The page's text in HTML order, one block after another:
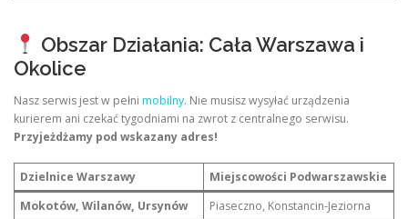
Obszar Działania: Cała Warszawa i
Okolice
Nasz serwis jest w pełni mobilny. Nie musisz wysyłać urządzenia
kurierem ani czekać tygodniami na zwrot z centralnego serwisu.
Przyjeżdżamy pod wskazany adres!
Dzielnice Warszawy
Miejscowości Podwarszawskie
Mokotów, Wilanów, Ursynów
Piaseczno, Konstancin-Jeziorna